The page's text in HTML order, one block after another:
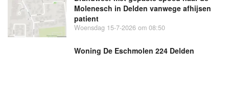
Molenesch in Delden vanwege afhijsen
patient
Woensdag 15-7-2026 om 08:50
Woning De Eschmolen 224 Delden